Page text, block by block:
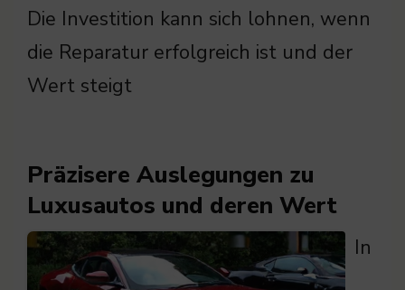
Die Investition kann sich lohnen, wenn
die Reparatur erfolgreich ist und der
Wert steigt
Präzisere Auslegungen zu
Luxusautos und deren Wert
In